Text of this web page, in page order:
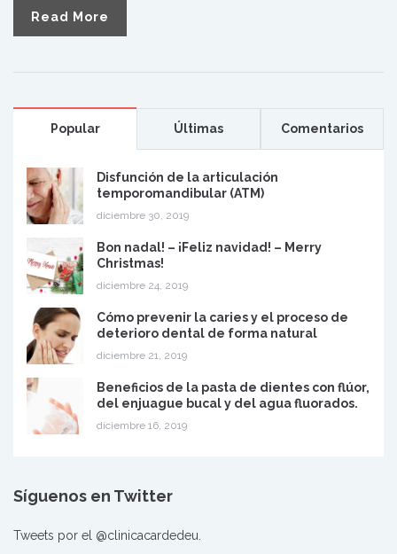
Read More
Popular Últimas Comentarios
Disfunción de la articulación
temporomandibular (ATM)
diciembre 30, 2019
Bon nadal! – ¡Feliz navidad! – Merry
Christmas!
diciembre 24, 2019
Cómo prevenir la caries y el proceso de
deterioro dental de forma natural
diciembre 21, 2019
Beneficios de la pasta de dientes con flúor,
del enjuague bucal y del agua fluorados.
diciembre 16, 2019
Síguenos en Twitter
Tweets por el @clinicacardedeu.